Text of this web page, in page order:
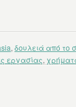
, δουλειά από το
εργασίας,